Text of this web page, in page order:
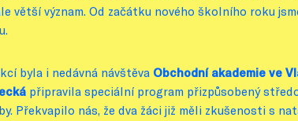
větší význam. Od začátku nového školního roku
byla i nedávná návštěva Obchodní akademie ve
připravila speciální program přizpůsobený
Překvapilo nás, že dva žáci již měli zkušenosti s